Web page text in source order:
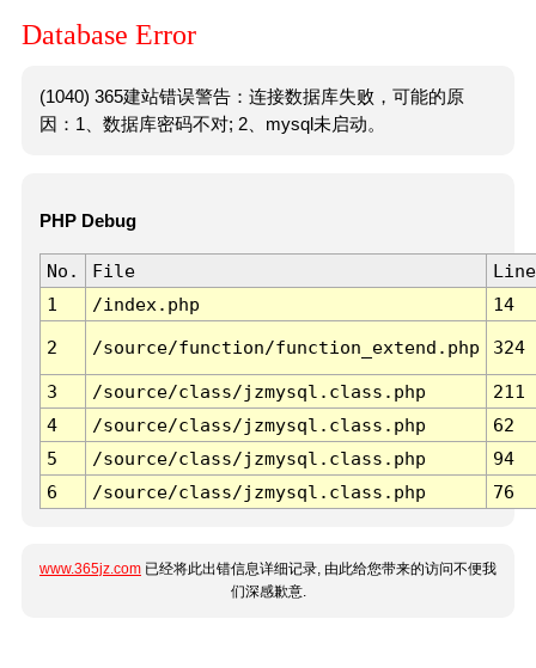
Database Error
(1040) 365建站错误警告：连接数据库失败，可能的原
因：1、数据库密码不对; 2、mysql未启动。
PHP Debug
No. File
Line
1
/index.php 14
2 /source/function/function_extend.php 324
3 /source/class/jzmysql.class.php
211
4
/source/class/jzmysql.class.php
62
5
/source/class/jzmysql.class.php
94
6
/source/class/jzmysql.class.php 76
www.365jz.com 已经将此出错信息详细记录, 由此给您带来的访问不便我
们深感歉意.